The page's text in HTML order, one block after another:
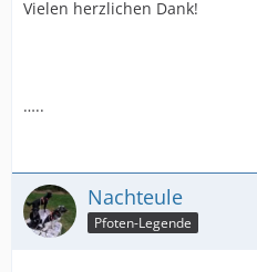
Vielen herzlichen Dank!
…..
Nachteule
Pfoten-Legende